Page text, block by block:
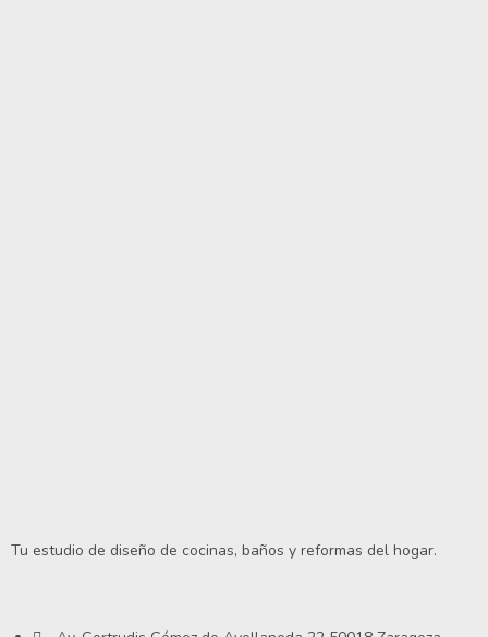
Tu estudio de diseño de cocinas, baños y reformas del hogar.